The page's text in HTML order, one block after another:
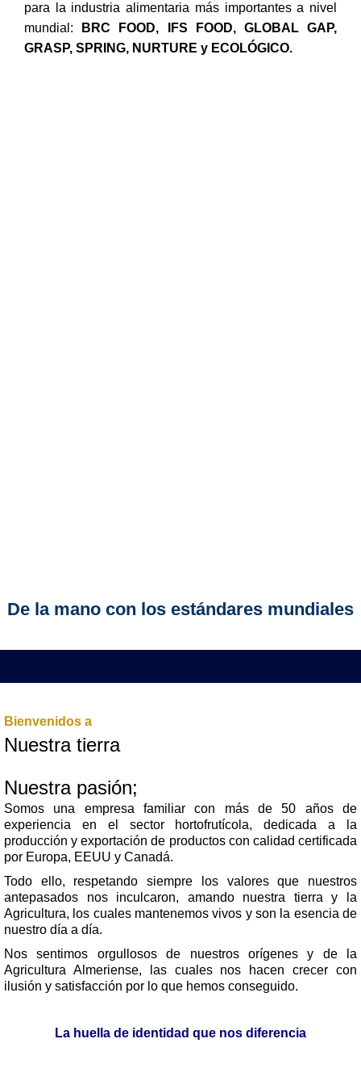
para la industria alimentaria más importantes a nivel
mundial:
BRC FOOD, IFS FOOD, GLOBAL GAP,
GRASP, SPRING, NURTURE y ECOLÓGICO.
De la mano con los estándares mundiales
Bienvenidos a
Nuestra tierra
Nuestra pasión;
Somos una empresa familiar con más de 50 años de
experiencia en el sector hortofrutícola, dedicada a la
producción y exportación de productos con calidad certificada
por Europa, EEUU y Canadá.
Todo ello, respetando siempre los valores que nuestros
antepasados nos inculcaron, amando nuestra tierra y la
Agricultura, los cuales mantenemos vivos y son la esencia de
nuestro día a día.
Nos sentimos orgullosos de nuestros orígenes y de la
Agricultura Almeriense, las cuales nos hacen crecer con
ilusión y satisfacción por lo que hemos conseguido.
La huella de identidad que nos diferencia